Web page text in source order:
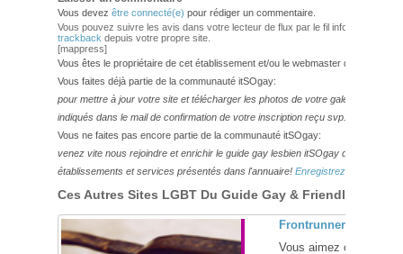
Vous devez être connecté(e) pour rédiger un commentaire.
Vous pouvez suivre les avis dans votre lecteur de flux par le fil info
trackback depuis votre propre site.
[mappress]
Vous êtes le propriétaire de cet établissement et/ou le webmaster de ce site?
Vous faites déjà partie de la communauté itSOgay:
pour mettre à jour votre site et télécharger les photos de votre galerie,
indiqués dans le mail de confirmation de votre inscription reçu svp.
Vous ne faites pas encore partie de la communauté itSOgay:
venez vite nous rejoindre et enrichir le guide gay lesbien itSOgay de vos
établissements et services présentés dans l'annuaire! Enregistrez-vous ici!
Ces Autres Sites LGBT Du Guide Gay & Friendly
Frontrunners Lyon,
Vous aimez courir ?